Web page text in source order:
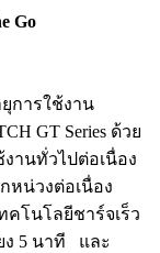
Go
ยุการใช้งาน
GT Series ด้วย
านทั่วไปต่อเนื่อง
หน่วงต่อเนื่อง
คโนโลยีชาร์จเร็ว
ง 5 นาที และ